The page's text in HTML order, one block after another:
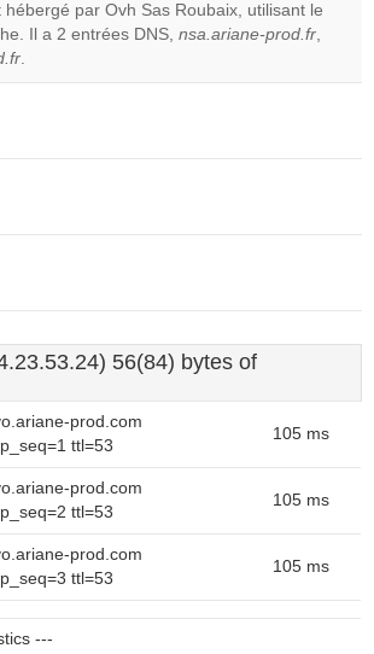
Do you
own this
OK
par Ovh Sas Roubaix, utilisant le
Il a 2 entrées DNS, nsa.ariane-prod.fr,
.
56(84) bytes of
prod.com
ttl=53
105 ms
prod.com
ttl=53
105 ms
prod.com
ttl=53
105 ms
---